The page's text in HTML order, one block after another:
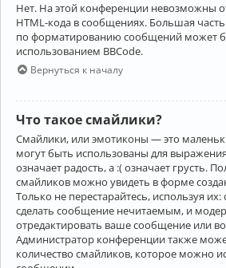
Нет. На этой конференции невозможны
HTML-кода в сообщениях. Большая
по форматированию сообщений может
использованием BBCode.
Вернуться к началу
Что такое смайлики?
Смайлики, или эмотиконы — это
могут быть использованы для
означает радость, а :( означает грусть.
смайликов можно увидеть в форме
Только не перестарайтесь, используя
сделать сообщение нечитаемым, и
отредактировать ваше сообщение или
Администратор конференции также
количество смайликов, которое можно